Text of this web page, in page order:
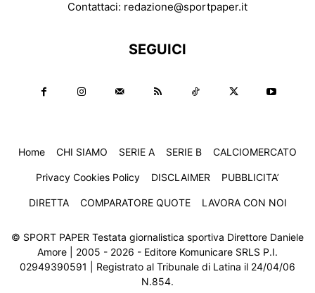
Contattaci: redazione@sportpaper.it
SEGUICI
Home CHI SIAMO SERIE A SERIE B CALCIOMERCATO
Privacy Cookies Policy DISCLAIMER PUBBLICITA’
DIRETTA COMPARATORE QUOTE LAVORA CON NOI
© SPORT PAPER Testata giornalistica sportiva Direttore Daniele
Amore | 2005 - 2026 - Editore Komunicare SRLS P.I.
02949390591 | Registrato al Tribunale di Latina il 24/04/06
N.854.